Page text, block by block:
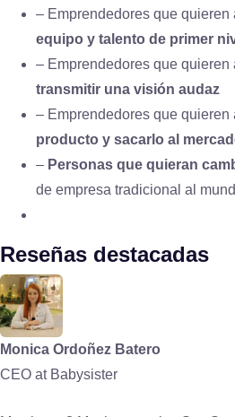
– Emprendedores que quieren
equipo y talento de primer
– Emprendedores que quieren
transmitir una visión audaz
– Emprendedores que quieren
producto y sacarlo al
– Personas que quieran
de empresa tradicional al
Reseñas destacadas
Monica Ordoñez Batero
CEO at Babysister